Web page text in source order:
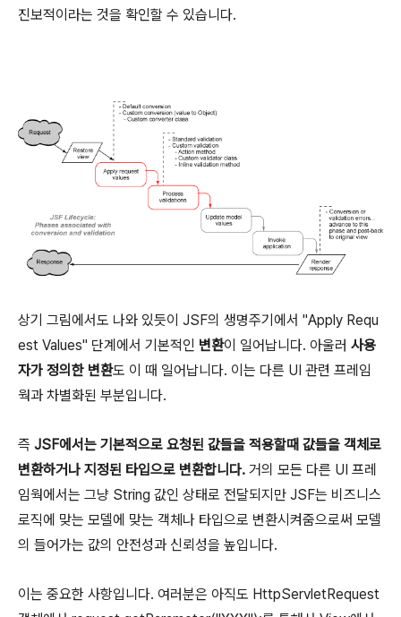
진보적이라는 것을 확인할 수 있습니다.
상기 그림에서도 나와 있듯이 JSF의 생명주기에서 "Apply Requ
est Values" 단계에서 기본적인 변환이 일어납니다. 아울러 사용
자가 정의한 변환도 이 때 일어납니다. 이는 다른 UI 관련 프레임
웍과 차별화된 부분입니다.
즉 JSF에서는 기본적으로 요청된 값들을 적용할때 값들을 객체로
변환하거나 지정된 타입으로 변환합니다. 거의 모든 다른 UI 프레
임웍에서는 그냥 String 값인 상태로 전달되지만 JSF는 비즈니스
로직에 맞는 모델에 맞는 객체나 타입으로 변환시켜줌으로써 모델
의 들어가는 값의 안전성과 신뢰성을 높입니다.
이는 중요한 사항입니다. 여러분은 아직도 HttpServletRequest